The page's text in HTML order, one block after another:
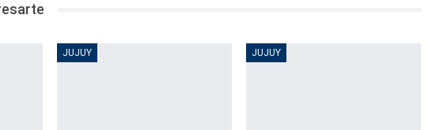
JUJUY JUJUY